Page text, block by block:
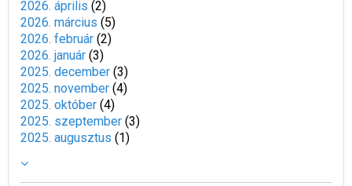
2026. április (2)
2026. március (5)
2026. február (2)
2026. január (3)
2025. december (3)
2025. november (4)
2025. október (4)
2025. szeptember (3)
2025. augusztus (1)